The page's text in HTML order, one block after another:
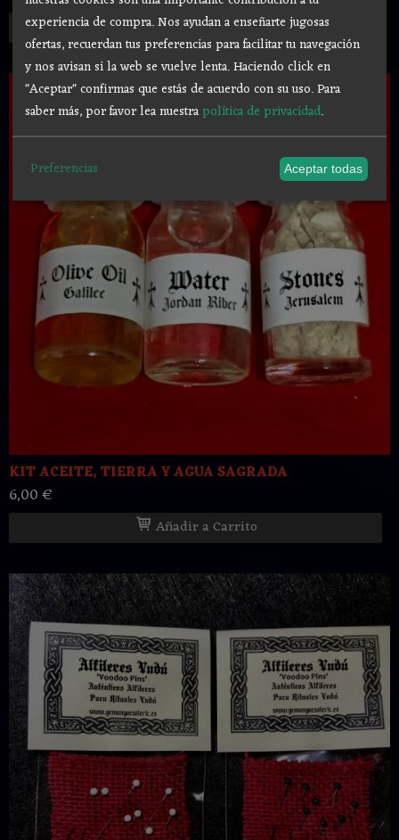
Añadir a Carrito
KIT ACEITE, TIERRA Y AGUA SAGRADA
6,00 €
Añadir a Carrito
experiencia de compra. Nos ayudan a enseñarte jugosas
ofertas, recuerdan tus preferencias para facilitar tu navegación
y nos avisan si la web se vuelve lenta. Haciendo click en
"Aceptar" confirmas que estás de acuerdo con su uso.Para
saber más, por favor lea nuestrapolítica de privacidad.
Preferencias Aceptar todas